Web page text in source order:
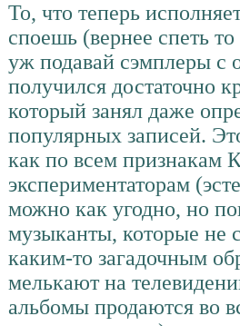
То, что теперь
споешь (вернее спеть
уж подавай сэмплеры с
получился достаточно
который занял даже
популярных записей.
как по всем признакам
экспериментаторам
можно как угодно, но
музыканты, которые не
каким-то загадочным
мелькают на
альбомы продаются во